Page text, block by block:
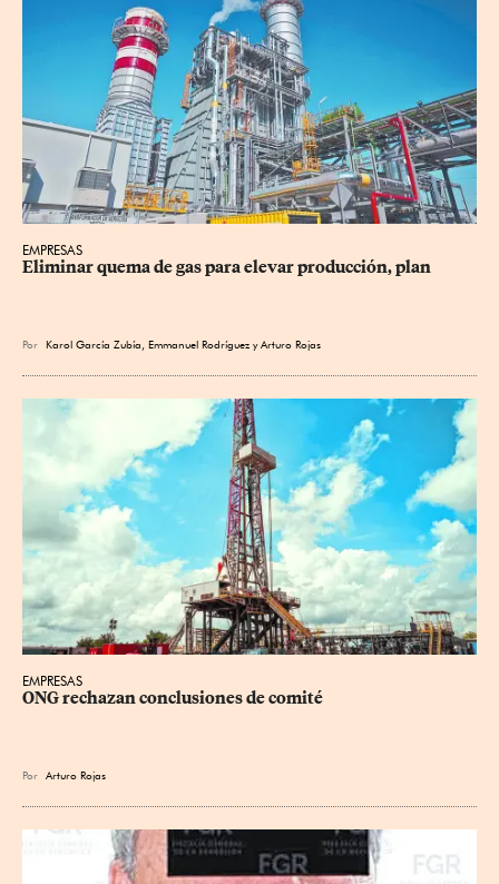
EMPRESAS
Eliminar quema de gas para elevar producción, plan
Por Karol García Zubía, Emmanuel Rodríguez yArturo Rojas
EMPRESAS
ONG rechazan conclusiones de comité
Por Arturo Rojas